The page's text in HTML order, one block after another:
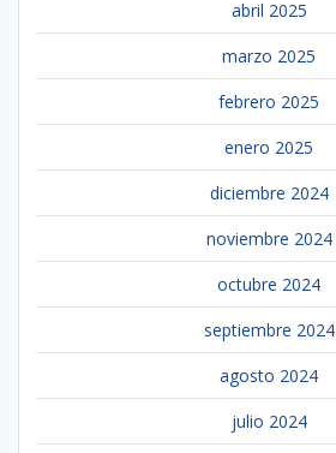
abril 2025
marzo 2025
febrero 2025
enero 2025
diciembre 2024
noviembre 2024
octubre 2024
septiembre 2024
agosto 2024
julio 2024